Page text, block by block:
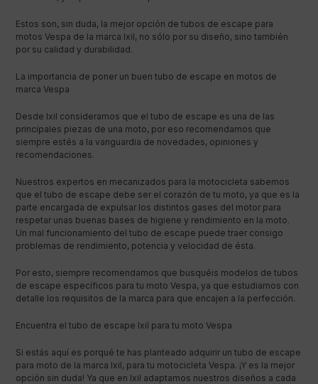
Estos son, sin duda, la mejor opción de tubos de escape para
motos Vespa de la marca Ixil, no sólo por su diseño, sino también
por su calidad y durabilidad.
La importancia de poner un buen tubo de escape en motos de
marca Vespa
Desde Ixil consideramos que el tubo de escape es una de las
principales piezas de una moto, por eso recomendamos que
siempre estés a la vanguardia de novedades, opiniones y
recomendaciones.
Nuestros expertos en mecanizados para la motocicleta sabemos
que el tubo de escape debe ser el corazón de tu moto, ya que es la
parte encargada de expulsar los distintos gases del motor para
respetar unas buenas bases de higiene y rendimiento en la moto.
Un mal funcionamiento del tubo de escape puede traer consigo
problemas de rendimiento, potencia y velocidad de ésta.
Por esto, siempre recomendamos que busquéis modelos de tubos
de escape específicos para tu moto Vespa, ya que estudiamos con
detalle los requisitos de la marca para que encajen a la perfección.
Encuentra el tubo de escape Ixil para tu moto Vespa
Si estás aquí es porqué te has planteado adquirir un tubo de escape
para moto de la marca Ixil, para tu motocicleta Vespa. ¡Y es la mejor
opción sin duda! Ya que en Ixil adaptamos nuestros diseños a cada